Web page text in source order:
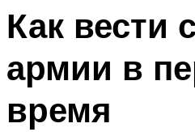
Как вести
армии в
время